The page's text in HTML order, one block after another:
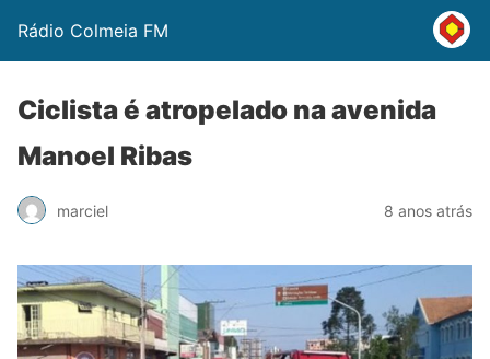
Rádio Colmeia FM
Ciclista é atropelado na avenida
Manoel Ribas
marciel 8 anos atrás